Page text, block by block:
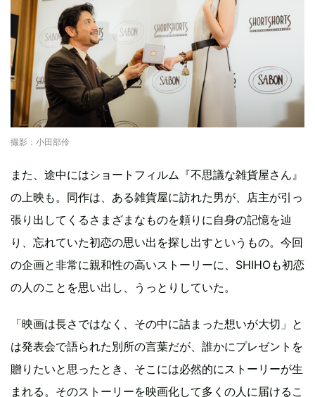
撮影：小田部伶
また、途中にはショートフィルム『不思議な雑貨屋さん』
の上映も。同作は、ある雑貨屋に訪れた男が、店主が引っ
張り出してくるさまざまなものを頼りに自身の記憶を辿
り、忘れていた初恋の思い出を探し出すというもの。今回
の企画と非常に親和性の高いストーリーに、SHIHOも初恋
の人のことを思い出し、うっとりしていた。
「映画は長さではなく、その中に詰まった想いが大切」と
は発表会で語られた別所の言葉だが、誰かにプレゼントを
贈りたいと思ったとき、そこには必然的にストーリーが生
まれる。そのストーリーを映画化して多くの人に届けるこ